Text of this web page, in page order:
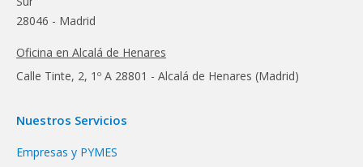
28046 - Madrid
Oficina en Alcalá de Henares
Calle Tinte, 2, 1º A 28801 - Alcalá de Henares (Madrid)
Nuestros Servicios
Empresas y PYMES